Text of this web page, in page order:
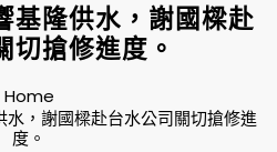
基隆供水，謝國樑赴
切搶修進度。
Home
水，謝國樑赴台水公司關切搶修進
度。